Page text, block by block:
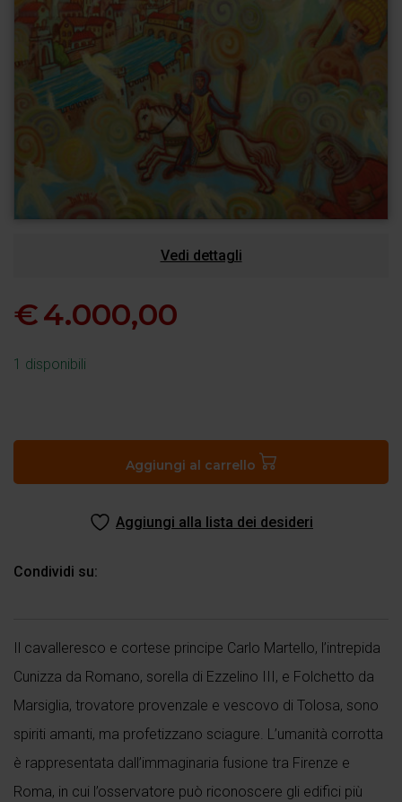
Vedi dettagli
€4.000,00
1 disponibili
Aggiungi al carrello
Aggiungi alla lista dei desideri
Condividi su:
Il cavalleresco e cortese principe Carlo Martello, l’intrepida
Cunizza da Romano, sorella di Ezzelino III, e Folchetto da
Marsiglia, trovatore provenzale e vescovo di Tolosa, sono
spiriti amanti, ma profetizzano sciagure. L’umanità corrotta
è rappresentata dall’immaginaria fusione tra Firenze e
Roma, in cui l’osservatore può riconoscere gli edifici più